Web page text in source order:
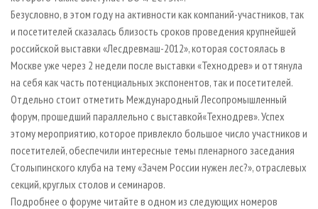
Безусловно, в этом году на активности как компаний-участников, так
и посетителей сказалась близость сроков проведения крупнейшей
российской выставки «Лесдревмаш-2012», которая состоялась в
Москве уже через 2 недели после выставки «Технодрев» и оттянула
на себя как часть потенциальных экспонентов, так и посетителей.
Отдельно стоит отметить Международный Лесопромышленный
форум, прошедший параллельно с выставкой«Технодрев». Успех
этому мероприятию, которое привлекло большое число участников и
посетителей, обеспечили интересные темы пленарного заседания
Столыпинского клуба на тему «Зачем России нужен лес?», отраслевых
секций, круглых столов и семинаров.
Подробнее о форуме читайте в одном из следующих номеров